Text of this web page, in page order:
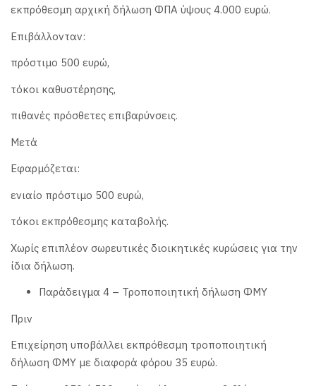
εκπρόθεσμη αρχική δήλωση ΦΠΑ ύψους 4.000 ευρώ.
Επιβάλλονταν:
πρόστιμο 500 ευρώ,
τόκοι καθυστέρησης,
πιθανές πρόσθετες επιβαρύνσεις.
Μετά
Εφαρμόζεται:
ενιαίο πρόστιμο 500 ευρώ,
τόκοι εκπρόθεσμης καταβολής.
Χωρίς επιπλέον σωρευτικές διοικητικές κυρώσεις για την
ίδια δήλωση.
Παράδειγμα 4 – Τροποποιητική δήλωση ΦΜΥ
Πριν
Επιχείρηση υποβάλλει εκπρόθεσμη τροποποιητική
δήλωση ΦΜΥ με διαφορά φόρου 35 ευρώ.